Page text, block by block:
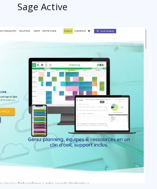
Sage Active